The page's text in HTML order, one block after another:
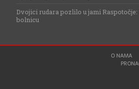
Dvojici rudara pozlilo u jami Raspotočje:
bolnicu
O NAMA